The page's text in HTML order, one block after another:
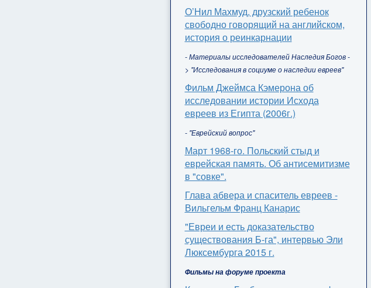
О’Нил Махмуд, друзский ребенок
свободно говорящий на английском,
история о реинкарнации
- Материалы исследователей Наследия Богов -
> "Исследования в социуме о наследии евреев"
Фильм Джеймса Кэмерона об
исследовании истории Исхода
евреев из Египта (2006г.)
- "Еврейский вопрос"
Март 1968-го. Польский стыд и
еврейская память. Об антисемитизме
в "совке".
Глава абвера и спаситель евреев -
Вильгельм Франц Канарис
"Евреи и есть доказательство
существования Б-га", интервью Эли
Люксембурга 2015 г.
Фильмы на форуме проекта